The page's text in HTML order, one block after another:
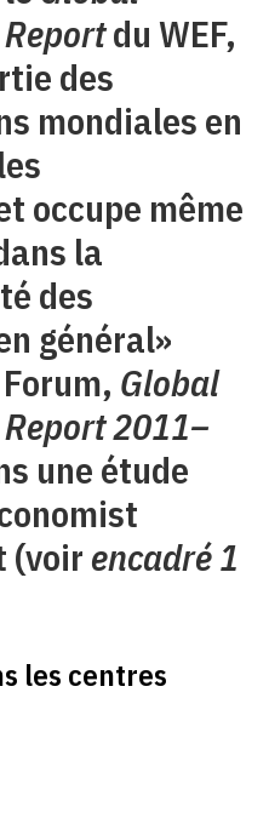
du WEF,
des
mondiales en
occupe même
la
des
général»
Global
2011–
une étude
(voir encadré 1
les centres